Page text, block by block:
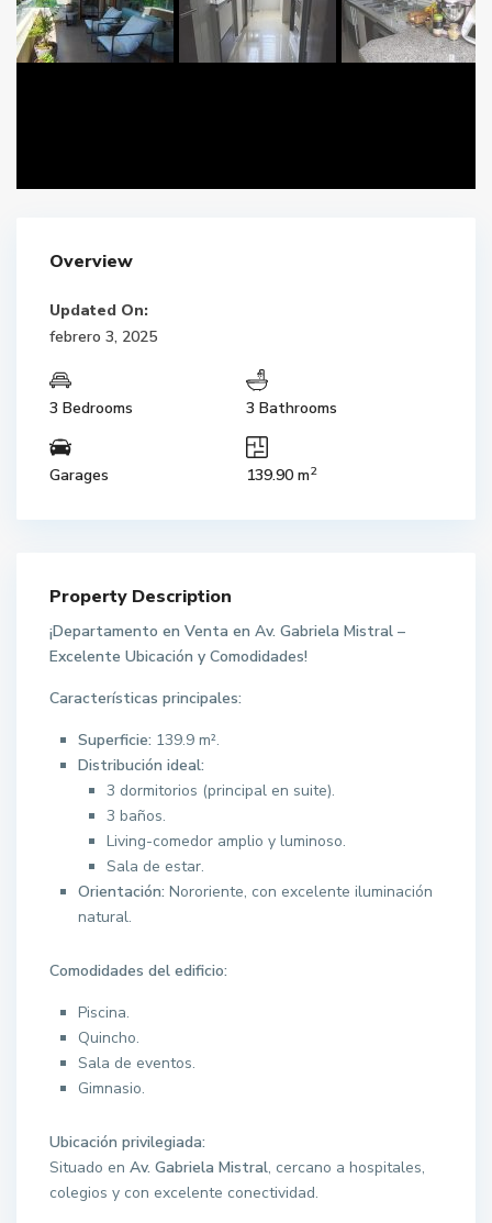
Overview
Updated On:
febrero 3, 2025
3 Bedrooms 3 Bathrooms
Garages 139.90 m2
Property Description
¡Departamento en Venta en Av. Gabriela Mistral –
Excelente Ubicación y Comodidades!
Características principales:
Superficie: 139.9 m².
Distribución ideal:
3 dormitorios (principal en suite).
3 baños.
Living-comedor amplio y luminoso.
Sala de estar.
Orientación: Nororiente, con excelente iluminación
natural.
Comodidades del edificio:
Piscina.
Quincho.
Sala de eventos.
Gimnasio.
Ubicación privilegiada:
Situado en Av. Gabriela Mistral, cercano a hospitales,
colegios y con excelente conectividad.